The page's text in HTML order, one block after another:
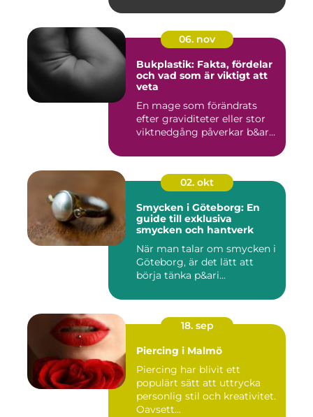
06. nov
Bukplastik: Fakta, fördelar
och vad som är viktigt att
veta
En mage som förändrats
efter graviditeter eller stor
viktnedgång påverkar b&ar...
02. okt
Smycken i Göteborg: En
guide till exklusiva
smycken och hantverk
När man talar om smycken i
Göteborg, är det lätt att
börja tänka p&ari...
18. sep
Piercing i Malmö
Piercing har blivit ett
populärt sätt att uttrycka
personlig stil och kreativitet.
Oavsett...